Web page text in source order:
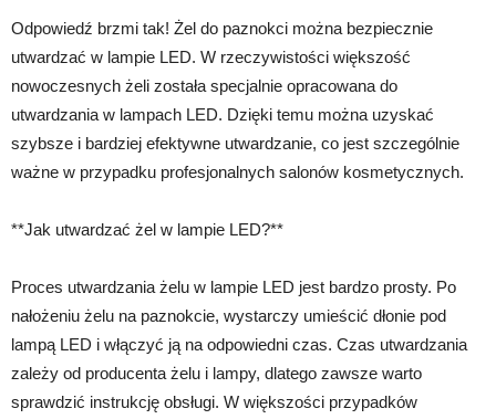
Odpowiedź brzmi tak! Żel do paznokci można bezpiecznie
utwardzać w lampie LED. W rzeczywistości większość
nowoczesnych żeli została specjalnie opracowana do
utwardzania w lampach LED. Dzięki temu można uzyskać
szybsze i bardziej efektywne utwardzanie, co jest szczególnie
ważne w przypadku profesjonalnych salonów kosmetycznych.
**Jak utwardzać żel w lampie LED?**
Proces utwardzania żelu w lampie LED jest bardzo prosty. Po
nałożeniu żelu na paznokcie, wystarczy umieścić dłonie pod
lampą LED i włączyć ją na odpowiedni czas. Czas utwardzania
zależy od producenta żelu i lampy, dlatego zawsze warto
sprawdzić instrukcję obsługi. W większości przypadków